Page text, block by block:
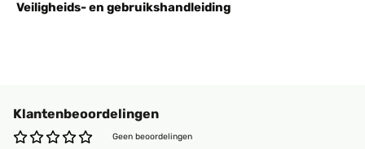
Veiligheids- en gebruikshandleiding
Klantenbeoordelingen
Geen beoordelingen